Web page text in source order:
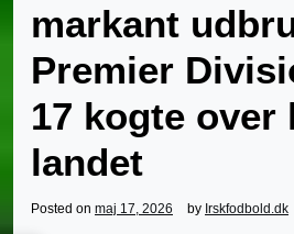
markant
Premier
17 kogte over
landet
Posted on maj 17, 2026 by Irskfodbold.dk